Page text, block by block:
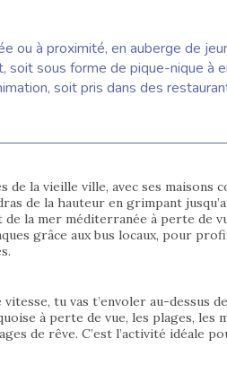
ou à proximité, en auberge de
soit sous forme de pique-nique à
soit pris dans des
de la vieille ville, avec ses maisons
de la hauteur en grimpant
la mer méditerranée à perte de
grâce aux bus locaux, pour
tu vas t’envoler au-dessus
à perte de vue, les plages, les
de rêve. C’est l’activité idéale